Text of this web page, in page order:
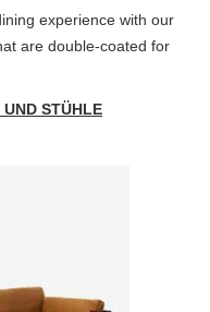
experience with our
are double-coated for
STÜHLE